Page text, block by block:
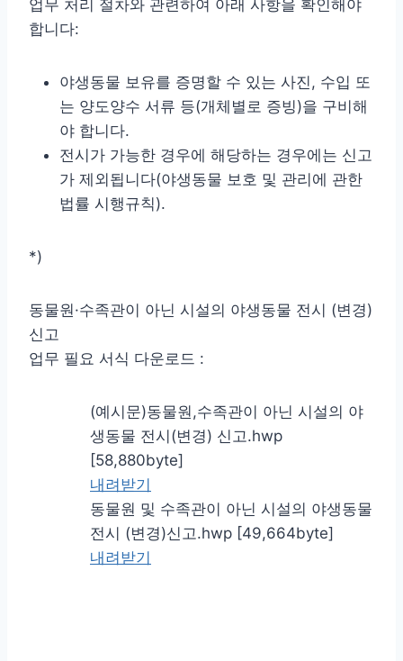
업무 처리 절차와 관련하여 아래 사항을 확인해야
합니다:
야생동물 보유를 증명할 수 있는 사진, 수입 또
는 양도양수 서류 등(개체별로 증빙)을 구비해
야 합니다.
전시가 가능한 경우에 해당하는 경우에는 신고
가 제외됩니다(야생동물 보호 및 관리에 관한
법률 시행규칙).
*)
동물원·수족관이 아닌 시설의 야생동물 전시 (변경)
신고
업무 필요 서식 다운로드 :
(예시문)동물원,수족관이 아닌 시설의 야
생동물 전시(변경) 신고.hwp
[58,880byte]
내려받기
동물원 및 수족관이 아닌 시설의 야생동물
전시 (변경)신고.hwp [49,664byte]
내려받기